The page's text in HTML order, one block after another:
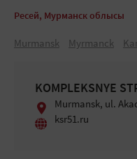
Ресей, Мурманск облысы
Murmansk Mуrmanck
KOMPLEKSNYE
Murmansk, ul.
ksr51.ru